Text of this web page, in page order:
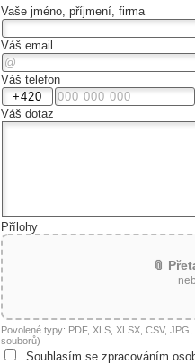
Vaše jméno, příjmení, firma
Váš email
Váš telefon
Váš dotaz
Přílohy
📎
Povolené typy: PDF, XLS, XLSX, CSV,
souborů)
Souhlasím se zpracováním